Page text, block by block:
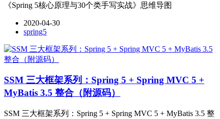
《Spring 5核心原理与30个类手写实战》思维导图
2020-04-30
spring5
SSM 三大框架系列：Spring 5 + Spring MVC 5 +
MyBatis 3.5 整合（附源码）
SSM 三大框架系列：Spring 5 + Spring MVC 5 + MyBatis 3.5 整